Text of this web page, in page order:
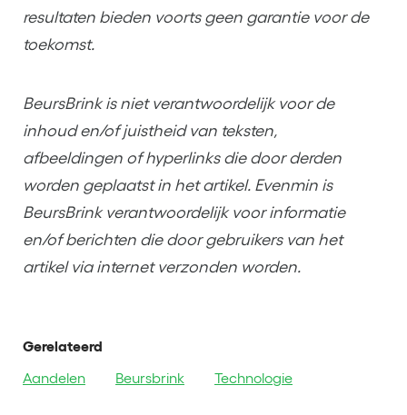
resultaten bieden voorts geen garantie voor de
toekomst.
BeursBrink is niet verantwoordelijk voor de
inhoud en/of juistheid van teksten,
afbeeldingen of hyperlinks die door derden
worden geplaatst in het artikel. Evenmin is
BeursBrink verantwoordelijk voor informatie
en/of berichten die door gebruikers van het
artikel via internet verzonden worden.
Gerelateerd
Aandelen
Beursbrink Technologie